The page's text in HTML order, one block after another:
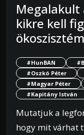
Megalakult
kikre kell
#HunBAN
#Oszkó Péter
#Magyar Péter
#Kapitány István
Mutatjuk a
hogy mit várhat